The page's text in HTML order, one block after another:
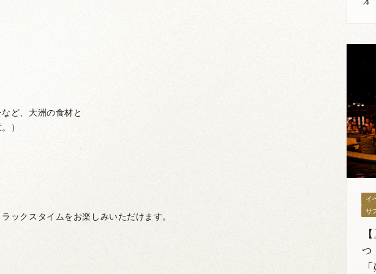
ど、大洲の食材と
）
ックスタイムをお楽しみいただけます。
イ
サ